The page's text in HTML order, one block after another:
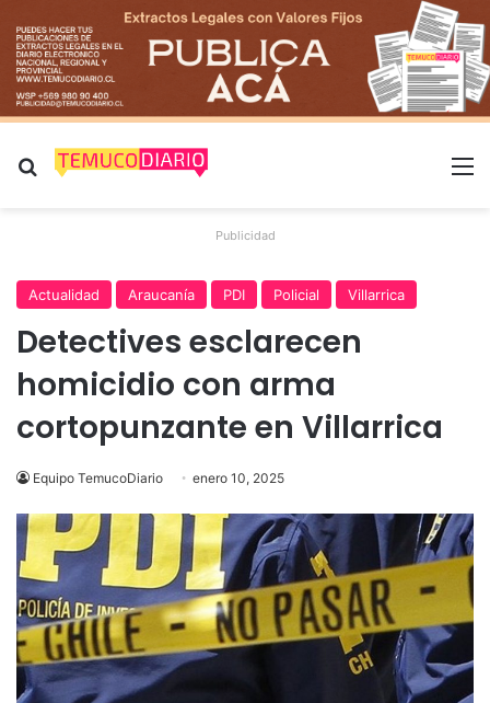
Buscar por
Publicidad
Actualidad Araucanía PDI Policial Villarrica
Detectives esclarecen
homicidio con arma
cortopunzante en Villarrica
Equipo TemucoDiario enero 10, 2025